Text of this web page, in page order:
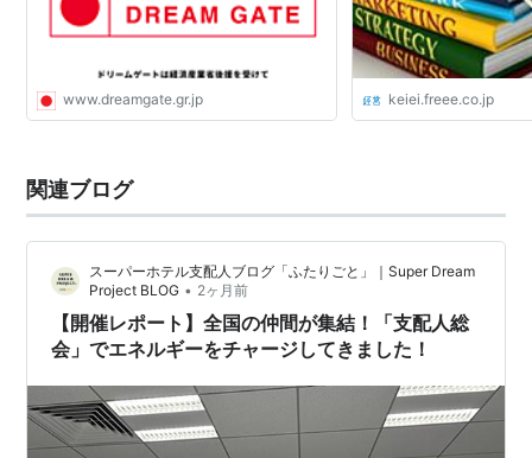
www.dreamgate.gr.jp keiei.freee.co.jp
関連ブログ
スーパーホテル支配人ブログ「ふたりごと」｜Super Dream
Project BLOG • 2ヶ月前
【開催レポート】全国の仲間が集結！「支配人総
会」でエネルギーをチャージしてきました！